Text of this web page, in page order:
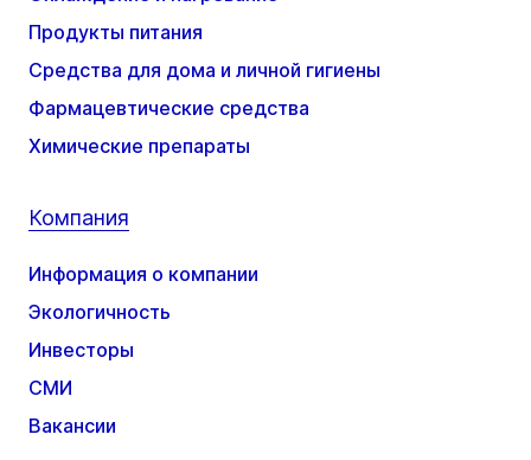
Продукты питания
Средства для дома и личной гигиены
Фармацевтические средства
Химические препараты
Компания
Информация о компании
Экологичность
Инвесторы
СМИ
Вакансии